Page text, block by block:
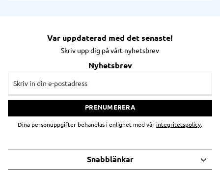
Var uppdaterad med det senaste!
Skriv upp dig på vårt nyhetsbrev
Nyhetsbrev
PRENUMERERA
Dina personuppgifter behandlas i enlighet med vår integritetspolicy.
Snabblänkar